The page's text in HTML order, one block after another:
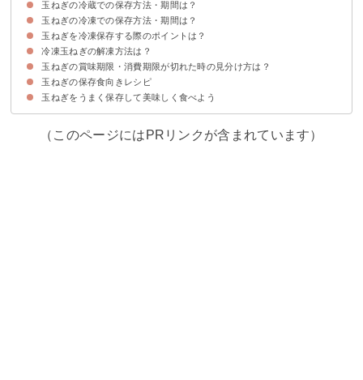
①玉ねぎをネットで吊るす保存方法
②玉ねぎを箱やかごに入れて保存する方法
玉ねぎの常温での賞味期限・保存期間
玉ねぎの冷蔵での保存方法・期間は？
①丸ごとの玉ねぎを冷蔵保存する方法
②カットした玉ねぎを冷蔵保存する方法
玉ねぎの冷蔵での賞味期限・保存期間
玉ねぎの冷凍での保存方法・期間は？
①丸ごとの玉ねぎを冷凍保存する方法
②カットした玉ねぎを冷凍保存する方法
玉ねぎの冷凍での賞味期限・保存期間
玉ねぎを冷凍保存する際のポイントは？
①小分けして冷凍保存する
②空気に触れないようにする
③急速冷凍する
冷凍玉ねぎの解凍方法は？
①丸ごと冷凍した玉ねぎの解凍方法
②カットした冷凍玉ねぎの解凍方法
玉ねぎの賞味期限・消費期限が切れた時の見分け方は？
賞味期限・消費期限が切れた玉ねぎの特徴
玉ねぎの保存食向きレシピ
①簡単オニオンソース
②酢玉ねぎ
③玉ねぎドレッシング
玉ねぎをうまく保存して美味しく食べよう
（このページにはPRリンクが含まれています）